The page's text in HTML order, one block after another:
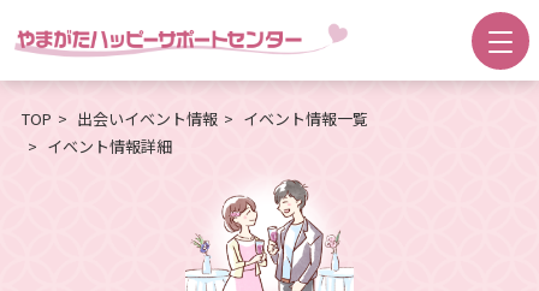
TOP 出会いイベント情報
イベント情報一覧
イベント情報詳細